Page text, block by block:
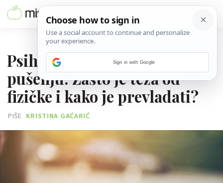
Psihološka ovisnost o
pušenju: Zašto je teža od
fizičke i kako je prevladati?
PIŠE KRISTINA GAĆARIĆ
Sign in with Google